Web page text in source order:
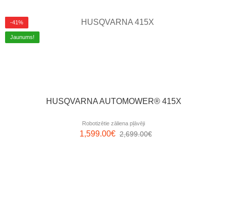
-41%
Jaunums!
HUSQVARNA AUTOMOWER® 415X
Robotizētie zāliena pļāvēji
2,699.00€
1,599.00€